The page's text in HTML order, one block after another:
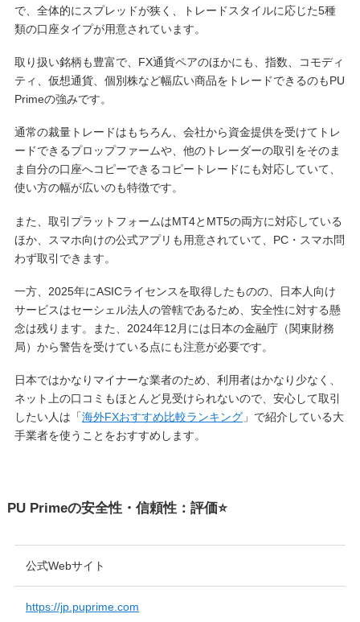
で、全体的にスプレッドが狭く、トレードスタイルに応じた5種
類の口座タイプが用意されています。
取り扱い銘柄も豊富で、FX通貨ペアのほかにも、指数、コモディ
ティ、仮想通貨、個別株など幅広い商品をトレードできるのもPU
Primeの強みです。
通常の裁量トレードはもちろん、会社から資金提供を受けてトレ
ードできるプロップファームや、他のトレーダーの取引をそのま
ま自分の口座へコピーできるコピートレードにも対応していて、
使い方の幅が広いのも特徴です。
また、取引プラットフォームはMT4とMT5の両方に対応している
ほか、スマホ向けの公式アプリも用意されていて、PC・スマホ問
わず取引できます。
一方、2025年にASICライセンスを取得したものの、日本人向け
サービスはセーシェル法人の管轄であるため、安全性に対する懸
念は残ります。また、2024年12月には日本の金融庁（関東財務
局）から警告を受けている点にも注意が必要です。
日本ではかなりマイナーな業者のため、利用者はかなり少なく、
ネット上の口コミもほとんど見受けられないので、安心して取引
したい人は「海外FXおすすめ比較ランキング」で紹介している大
手業者を使うことをおすすめします。
PU Primeの安全性・信頼性：評価⭐️
公式Webサイト
https://jp.puprime.com